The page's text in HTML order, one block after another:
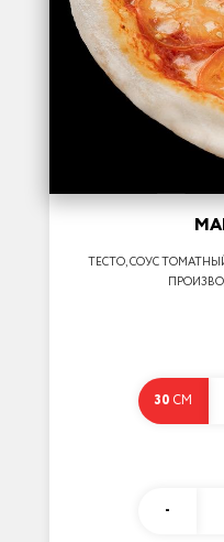
ТЕСТО, СОУС
30 СМ
-